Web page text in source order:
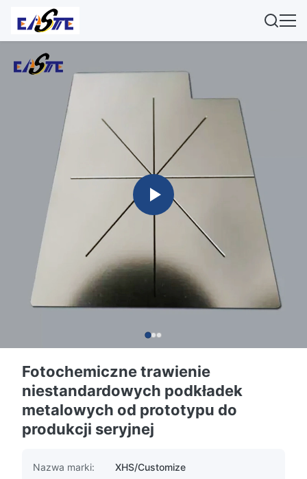
Fotochemiczne trawienie
niestandardowych podkładek
metalowych od prototypu do
produkcji seryjnej
Nazwa marki:
XHS/Customize